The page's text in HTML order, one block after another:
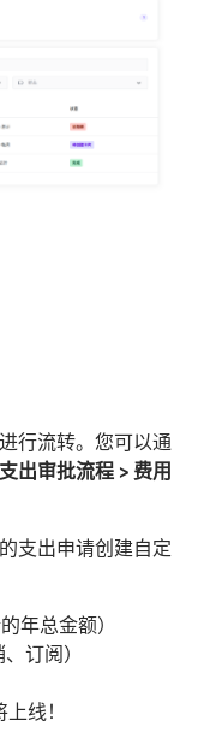
行流转。您可以通
出审批流程 > 费用
支出申请创建自定
年总金额）
订阅）
线！